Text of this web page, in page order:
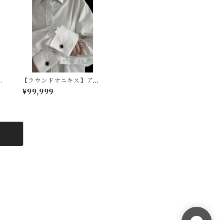
【ラウンドオニキス】アメ
リカヴィンテージカフスボ
タン
¥99,999